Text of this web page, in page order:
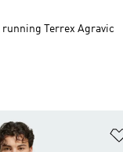
Terrex Agravic